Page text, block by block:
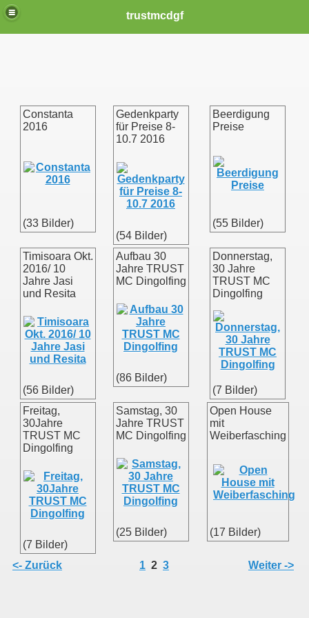
trustmcdgf
Constanta
2016
(33 Bilder)
Gedenkparty
für Preise 8-
10.7 2016
(54 Bilder)
Beerdigung
Preise
(55 Bilder)
Timisoara Okt.
2016/ 10
Jahre Jasi
und Resita
(56 Bilder)
Aufbau 30
Jahre TRUST
MC Dingolfing
(86 Bilder)
Donnerstag,
30 Jahre
TRUST MC
Dingolfing
(7 Bilder)
Freitag,
30Jahre
TRUST MC
Dingolfing
(7 Bilder)
Samstag, 30
Jahre TRUST
MC Dingolfing
(25 Bilder)
Open House
mit
Weiberfasching
(17 Bilder)
<- Zurück 1 2 3 Weiter ->